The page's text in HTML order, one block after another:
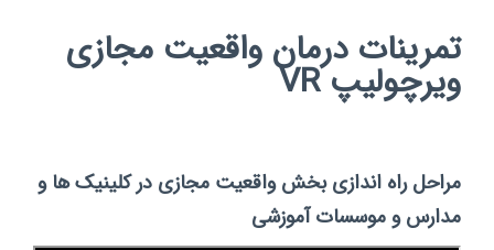
تمرینات درمان واقعیت مجازی
ویرچولیپ VR
مراحل راه اندازی بخش واقعیت مجازی در کلینیک ها و
مدارس و موسسات آموزشی